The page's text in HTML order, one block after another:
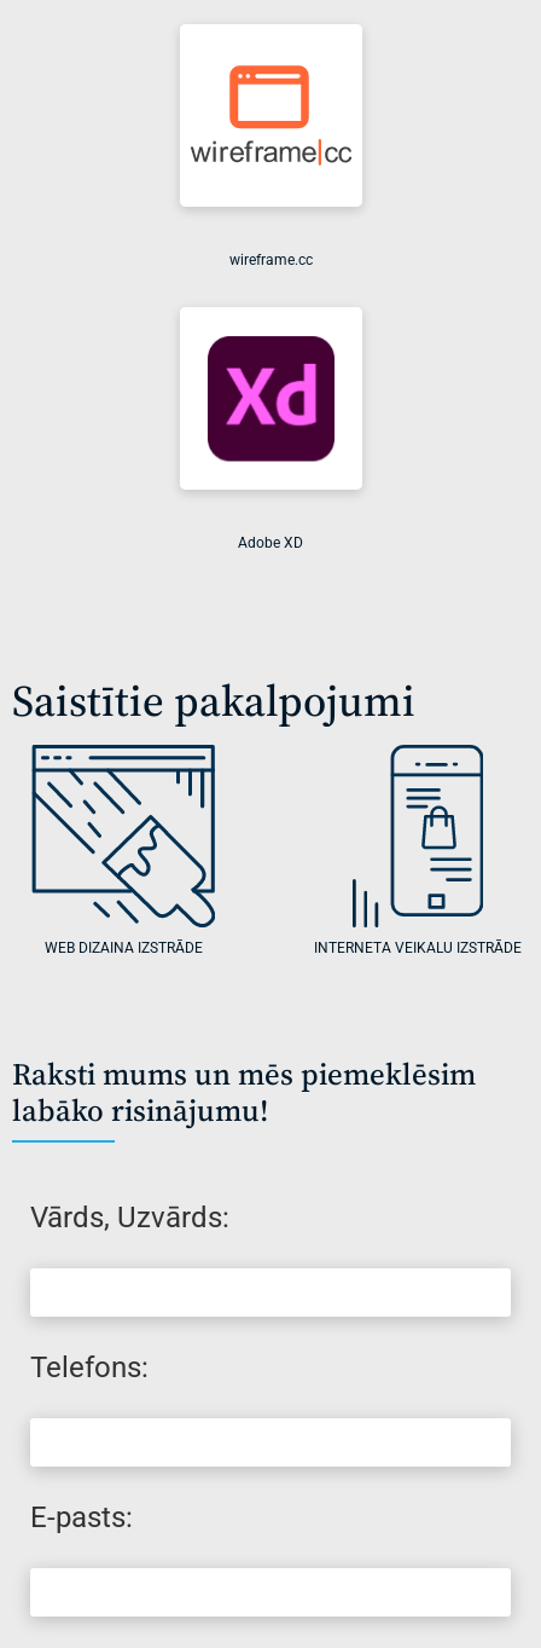
wireframe.cc
Adobe XD
Saistītie pakalpojumi
WEB DIZAINA IZSTRĀDE INTERNETA VEIKALU IZSTRĀDE
Raksti mums un mēs piemeklēsim
labāko risinājumu!
Vārds, Uzvārds:
Telefons:
E-pasts: